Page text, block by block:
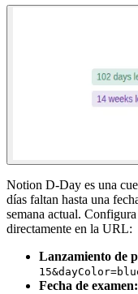
Notion D-Day es una
días faltan hasta una
semana actual.
directamente en la URL:
Lanzamiento de
Fecha de examen: